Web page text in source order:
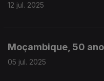
12 jul. 2025
Moçambique, 50
05 jul. 2025